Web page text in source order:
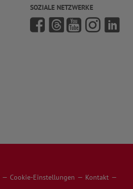
SOZIALE NETZWERKE
Cookie-Einstellungen
Kontakt